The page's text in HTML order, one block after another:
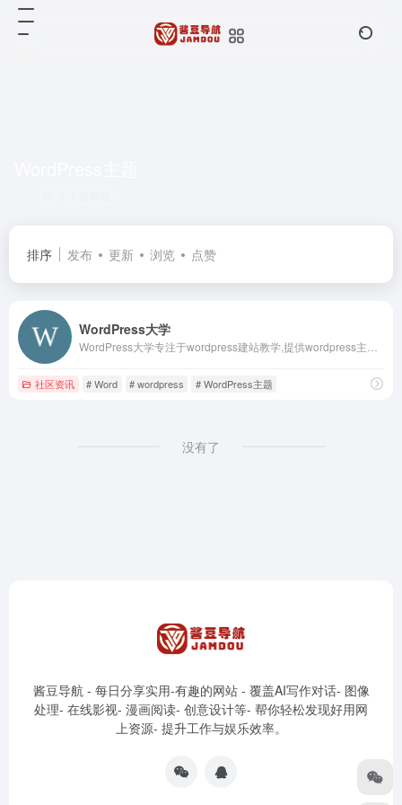
排序 发布 更新 浏览 点赞
WordPress大学
社区资讯 # Word # wordpress # WordPress主题
没有了
酱豆导航 - 每日分享实用-有趣的网站 - 覆盖AI写作对话- 图像
处理- 在线影视- 漫画阅读- 创意设计等- 帮你轻松发现好用网
上资源- 提升工作与娱乐效率。